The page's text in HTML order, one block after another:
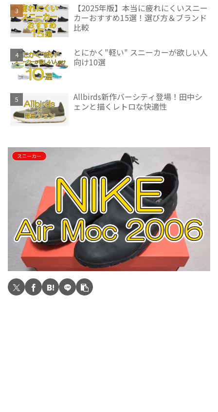
【2025年版】本当に疲れにくいスニー
カーおすすめ15選！選び方＆ブランド
比較
とにかく"軽い" スニーカーが欲しい人
向け10選
Allbirds新作バーシティ登場！田中シ
ェンと描くレトロな快適性
スニーカー